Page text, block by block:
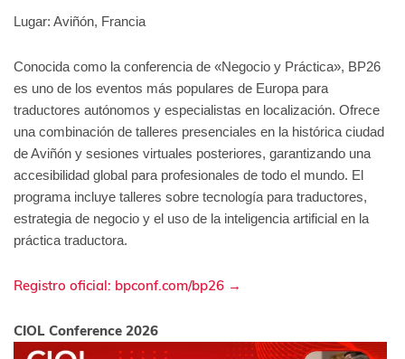
Lugar: Aviñón, Francia
Conocida como la conferencia de «Negocio y Práctica», BP26
es uno de los eventos más populares de Europa para
traductores autónomos y especialistas en localización. Ofrece
una combinación de talleres presenciales en la histórica ciudad
de Aviñón y sesiones virtuales posteriores, garantizando una
accesibilidad global para profesionales de todo el mundo. El
programa incluye talleres sobre tecnología para traductores,
estrategia de negocio y el uso de la inteligencia artificial en la
práctica traductora.
Registro oficial: bpconf.com/bp26 →
CIOL Conference 2026